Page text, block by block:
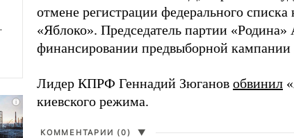
отмене регистрации федерального
«Яблоко». Председатель партии
финансировании предвыборной кампании
Лидер КПРФ Геннадий Зюганов обвинил
киевского режима.
КОММЕНТАРИИ (0) ▼